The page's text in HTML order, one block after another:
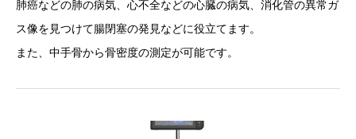
肺癌などの肺の病気、心不全などの心臓の病気、消化管の異常ガ
ス像を見つけて腸閉塞の発見などに役立てます。
また、中手骨から骨密度の測定が可能です。